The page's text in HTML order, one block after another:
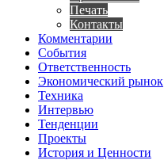
Печать
Контакты
Комментарии
События
Ответственность
Экономический рынок
Техника
Интервью
Тенденции
Проекты
История и Ценности